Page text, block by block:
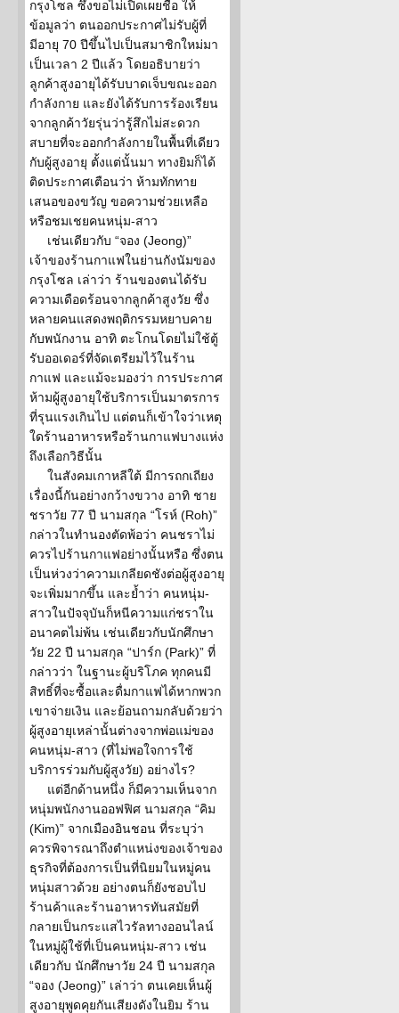
กรุงโซล ซึ่งขอไม่เปิดเผยชื่อ ให้
ข้อมูลว่า ตนออกประกาศไม่รับผู้ที่
มีอายุ 70 ปีขึ้นไปเป็นสมาชิกใหม่มา
เป็นเวลา 2 ปีแล้ว โดยอธิบายว่า
ลูกค้าสูงอายุได้รับบาดเจ็บขณะออก
กำลังกาย และยังได้รับการร้องเรียน
จากลูกค้าวัยรุ่นว่ารู้สึกไม่สะดวก
สบายที่จะออกกำลังกายในพื้นที่เดียว
กับผู้สูงอายุ ตั้งแต่นั้นมา ทางยิมก็ได้
ติดประกาศเตือนว่า ห้ามทักทาย
เสนอของขวัญ ขอความช่วยเหลือ
หรือชมเชยคนหนุ่ม-สาว
เช่นเดียวกับ “จอง (Jeong)”
เจ้าของร้านกาแฟในย่านกังนัมของ
กรุงโซล เล่าว่า ร้านของตนได้รับ
ความเดือดร้อนจากลูกค้าสูงวัย ซึ่ง
หลายคนแสดงพฤติกรรมหยาบคาย
กับพนักงาน อาทิ ตะโกนโดยไม่ใช้ตู้
รับออเดอร์ที่จัดเตรียมไว้ในร้าน
กาแฟ และแม้จะมองว่า การประกาศ
ห้ามผู้สูงอายุใช้บริการเป็นมาตรการ
ที่รุนแรงเกินไป แต่ตนก็เข้าใจว่าเหตุ
ใดร้านอาหารหรือร้านกาแฟบางแห่ง
ถึงเลือกวิธีนั้น
ในสังคมเกาหลีใต้ มีการถกเถียง
เรื่องนี้กันอย่างกว้างขวาง อาทิ ชาย
ชราวัย 77 ปี นามสกุล “โรห์ (Roh)”
กล่าวในทำนองตัดพ้อว่า คนชราไม่
ควรไปร้านกาแฟอย่างนั้นหรือ ซึ่งตน
เป็นห่วงว่าความเกลียดชังต่อผู้สูงอายุ
จะเพิ่มมากขึ้น และย้ำว่า คนหนุ่ม-
สาวในปัจจุบันก็หนีความแก่ชราใน
อนาคตไม่พ้น เช่นเดียวกับนักศึกษา
วัย 22 ปี นามสกุล “ปาร์ก (Park)” ที่
กล่าวว่า ในฐานะผู้บริโภค ทุกคนมี
สิทธิ์ที่จะซื้อและดื่มกาแฟได้หากพวก
เขาจ่ายเงิน และย้อนถามกลับด้วยว่า
ผู้สูงอายุเหล่านั้นต่างจากพ่อแม่ของ
คนหนุ่ม-สาว (ที่ไม่พอใจการใช้
บริการร่วมกับผู้สูงวัย) อย่างไร?
แต่อีกด้านหนึ่ง ก็มีความเห็นจาก
หนุ่มพนักงานออฟฟิศ นามสกุล “คิม
(Kim)” จากเมืองอินชอน ที่ระบุว่า
ควรพิจารณาถึงตำแหน่งของเจ้าของ
ธุรกิจที่ต้องการเป็นที่นิยมในหมู่คน
หนุ่มสาวด้วย อย่างตนก็ยังชอบไป
ร้านค้าและร้านอาหารทันสมัยที่
กลายเป็นกระแสไวรัลทางออนไลน์
ในหมู่ผู้ใช้ที่เป็นคนหนุ่ม-สาว เช่น
เดียวกับ นักศึกษาวัย 24 ปี นามสกุล
“จอง (Jeong)” เล่าว่า ตนเคยเห็นผู้
สูงอายุพูดคุยกันเสียงดังในยิม ร้าน